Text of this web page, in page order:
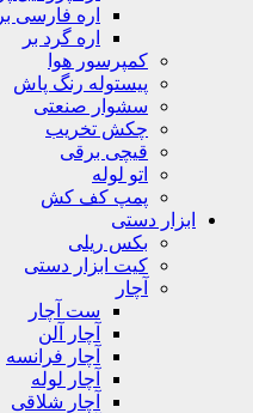
اره فارسی بر
اره گرد بر
کمپرسور هوا
پیستوله رنگ پاش
سشوار صنعتی
چکش تخریب
قیچی برقی
اتو لوله
پمپ کف کش
ابزار دستی
بکس ریلی
کیت ابزار دستی
آچار
ست آچار
آچار آلن
آچار فرانسه
آچار لوله
آچار شلاقی